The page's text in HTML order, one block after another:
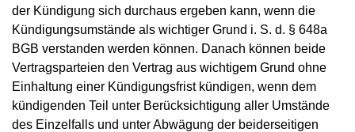
der Kündigung sich durchaus ergeben kann, wenn die
Kündigungsumstände als wichtiger Grund i. S. d. § 648a
BGB verstanden werden können. Danach können beide
Vertragsparteien den Vertrag aus wichtigem Grund ohne
Einhaltung einer Kündigungsfrist kündigen, wenn dem
kündigenden Teil unter Berücksichtigung aller Umstände
des Einzelfalls und unter Abwägung der beiderseitigen